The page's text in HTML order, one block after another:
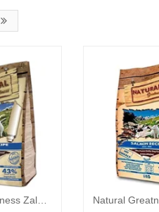
Natural Greatness Zalm Recipe Mini Hond 2 kg